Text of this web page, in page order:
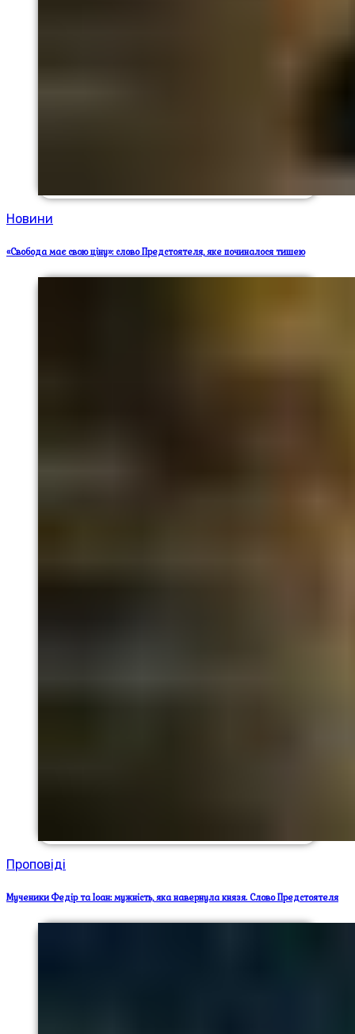
Новини
«Свобода має свою ціну»: слово Предстоятеля, яке починалося тишею
Проповіді
Мученики Федір та Іоан: мужність, яка навернула князя. Слово Предстоятеля